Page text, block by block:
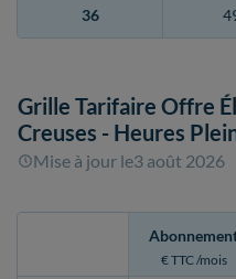
36
Grille Tarifaire Offre
Creuses - Heures
Mise à jour le3 août 2026
€ TTC /mois